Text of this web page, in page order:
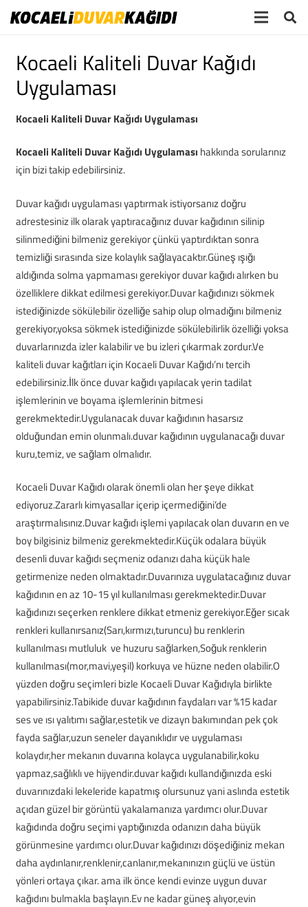
Kocaeli Kaliteli Duvar Kağıdı
Uygulaması
Kocaeli Kaliteli Duvar Kağıdı Uygulaması
Kocaeli Kaliteli Duvar Kağıdı Uygulaması hakkında sorularınız
için bizi takip edebilirsiniz.
Duvar kağıdı uygulaması yaptırmak istiyorsanız doğru
adrestesiniz ilk olarak yaptıracağınız duvar kağıdının silinip
silinmediğini bilmeniz gerekiyor çünkü yaptırdıktan sonra
temizliği sırasında size kolaylık sağlayacaktır.Güneş ışığı
aldığında solma yapmaması gerekiyor duvar kağıdı alırken bu
özelliklere dikkat edilmesi gerekiyor.Duvar kağıdınızı sökmek
istediğinizde sökülebilir özelliğe sahip olup olmadığını bilmeniz
gerekiyor,yoksa sökmek istediğinizde sökülebilirlik özelliği yoksa
duvarlarınızda izler kalabilir ve bu izleri çıkarmak zordur.Ve
kaliteli duvar kağıtları için Kocaeli Duvar Kağıdı’nı tercih
edebilirsiniz.İlk önce duvar kağıdı yapılacak yerin tadilat
işlemlerinin ve boyama işlemlerinin bitmesi
gerekmektedir.Uygulanacak duvar kağıdının hasarsız
olduğundan emin olunmalı.duvar kağıdının uygulanacağı duvar
kuru,temiz, ve sağlam olmalıdır.
Kocaeli Duvar Kağıdı olarak önemli olan her şeye dikkat
ediyoruz.Zararlı kimyasallar içerip içermediğini’de
araştırmalısınız.Duvar kağıdı işlemi yapılacak olan duvarın en ve
boy bilgisiniz bilmeniz gerekmektedir.Küçük odalara büyük
desenli duvar kağıdı seçmeniz odanızı daha küçük hale
getirmenize neden olmaktadır.Duvarınıza uygulatacağınız duvar
kağıdının en az 10-15 yıl kullanılması gerekmektedir.Duvar
kağıdınızı seçerken renklere dikkat etmeniz gerekiyor.Eğer sıcak
renkleri kullanırsanız(Sarı,kırmızı,turuncu) bu renklerin
kullanılması mutluluk ve huzuru sağlarken,Soğuk renklerin
kullanılması(mor,mavi,yeşil) korkuya ve hüzne neden olabilir.O
yüzden doğru seçimleri bizle Kocaeli Duvar Kağıdıyla birlikte
yapabilirsiniz.Tabikide duvar kağıdının faydaları var %15 kadar
ses ve ısı yalıtımı sağlar,estetik ve dizayn bakımından pek çok
fayda sağlar,uzun seneler dayanıklıdır ve uygulaması
kolaydır,her mekanın duvarına kolayca uygulanabilir,koku
yapmaz,sağlıklı ve hijyendir.duvar kağıdı kullandığınızda eski
duvarınızdaki lekeleride kapatmış olursunuz yani aslında estetik
açıdan güzel bir görüntü yakalamanıza yardımcı olur.Duvar
kağıdında doğru seçimi yaptığınızda odanızın daha büyük
görünmesine yardımcı olur.Duvar kağıdınızı döşediğiniz mekan
daha aydınlanır,renklenir,canlanır,mekanınızın güçlü ve üstün
yönleri ortaya çıkar. ama ilk önce kendi evinze uygun duvar
kağıdını bulmakla başlayın.Ev ne kadar güneş alıyor,evin